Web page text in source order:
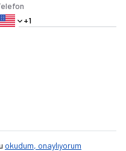
okudum, onaylıyorum